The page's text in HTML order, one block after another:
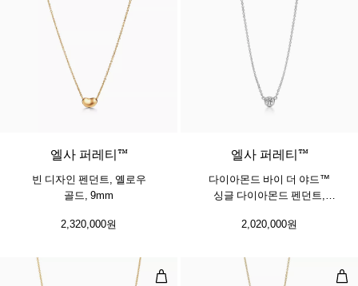
2 소재
엘사 퍼레티™
빈 디자인 펜던트, 옐로우
골드, 9mm
2,320,000원
엘사 퍼레티™
다이아몬드 바이 더 야드™
싱글 다이아몬드 펜던트,
2,020,000원
다이아몬드 바이 더 야드™ 싱글 다
하